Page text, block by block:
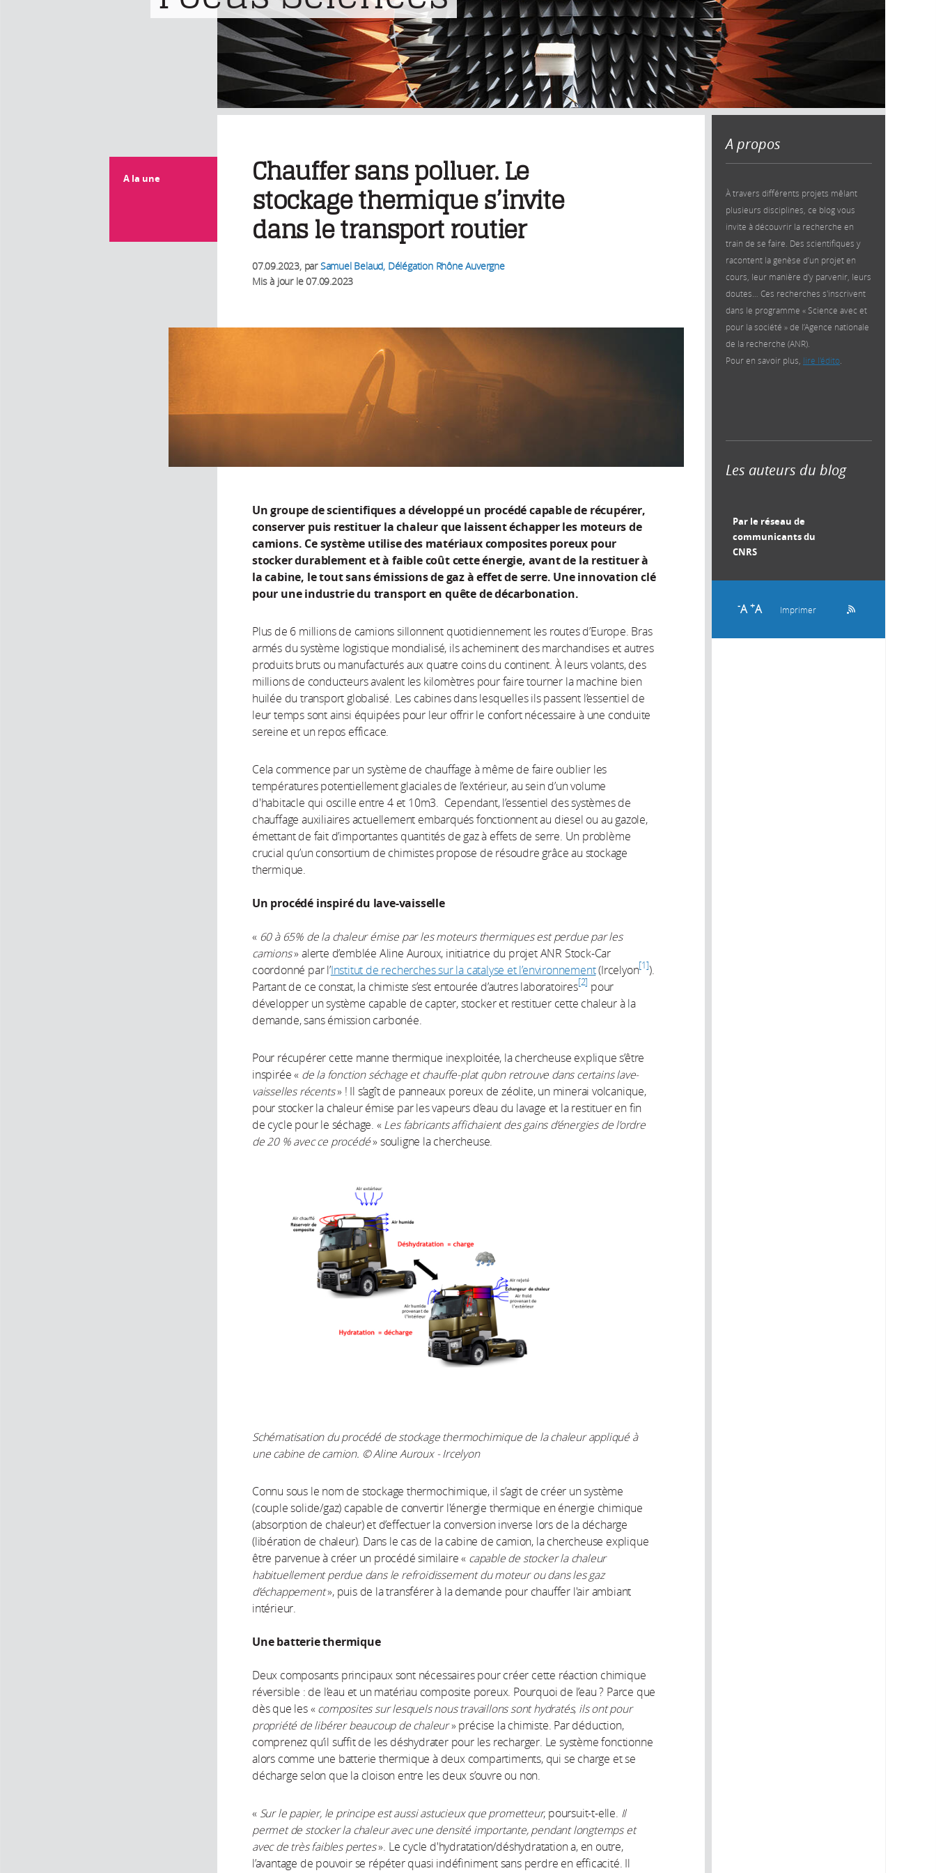
A propos
À travers différents projets mêlant
plusieurs disciplines, ce blog vous
invite à découvrir la recherche en
train de se faire. Des scientifiques y
racontent la genèse d’un projet en
cours, leur manière d’y parvenir, leurs
doutes… Ces recherches s'inscrivent
dans le programme « Science avec et
pour la société » de l’Agence nationale
de la recherche (ANR).
Pour en savoir plus, lire l'édito
Les auteurs du blog
Par le réseau de
communicants du
CNRS
-A +A Imprimer
A la une
Chauffer sans polluer. Le
stockage thermique s’invite
dans le transport routier
07.09.2023, parSamuel Belaud, Délégation Rhône Auvergne
Mis à jour le07.09.2023
Un groupe de scientifiques a développé un procédé capable de récupérer,
conserver puis restituer la chaleur que laissent échapper les moteurs de
camions. Ce système utilise des matériaux composites poreux pour
stocker durablement et à faible coût cette énergie, avant de la restituer à
la cabine, le tout sans émissions de gaz à effet de serre. Une innovation clé
pour une industrie du transport en quête de décarbonation.
Plus de 6 millions de camions sillonnent quotidiennement les routes d’Europe. Bras
armés du système logistique mondialisé, ils acheminent des marchandises et autres
produits bruts ou manufacturés aux quatre coins du continent. À leurs volants, des
millions de conducteurs avalent les kilomètres pour faire tourner la machine bien
huilée du transport globalisé. Les cabines dans lesquelles ils passent l’essentiel de
leur temps sont ainsi équipées pour leur offrir le confort nécessaire à une conduite
sereine et un repos efficace.
Cela commence par un système de chauffage à même de faire oublier les
températures potentiellement glaciales de l’extérieur, au sein d’un volume
d'habitacle qui oscille entre 4 et 10m3. Cependant, l’essentiel des systèmes de
chauffage auxiliaires actuellement embarqués fonctionnent au diesel ou au gazole,
émettant de fait d’importantes quantités de gaz à effets de serre. Un problème
crucial qu’un consortium de chimistes propose de résoudre grâce au stockage
thermique.
Un procédé inspiré du lave-vaisselle
« 60 à 65% de la chaleur émise par les moteurs thermiques est perdue par les
camions» alerte d’emblée Aline Auroux, initiatrice du projet ANR Stock-Car
coordonné par l’Institut de recherches sur la catalyse et l’environnement(Ircelyon 1 ).
Partant de ce constat, la chimiste s’est entourée d’autres laboratoires 2 pour
développer un système capable de capter, stocker et restituer cette chaleur à la
demande, sans émission carbonée.
Pour récupérer cette manne thermique inexploitée, la chercheuse explique s’être
inspirée « de la fonction séchage et chauffe-plat qu’on retrouve dans certains lave-
vaisselles récents» ! Il s’agît de panneaux poreux de zéolite, un minerai volcanique,
pour stocker la chaleur émise par les vapeurs d’eau du lavage et la restituer en fin
de cycle pour le séchage. «Les fabricants affichaient des gains d‘énergies de l’ordre
de 20 % avec ce procédé» souligne la chercheuse.
Schématisation du procédé de stockage thermochimique de la chaleur appliqué à
une cabine de camion. © Aline Auroux - Ircelyon
Connu sous le nom de stockage thermochimique, il s’agit de créer un système
(couple solide/gaz) capable de convertir l'énergie thermique en énergie chimique
(absorption de chaleur) et d’effectuer la conversion inverse lors de la décharge
(libération de chaleur). Dans le cas de la cabine de camion, la chercheuse explique
être parvenue à créer un procédé similaire « capable de stocker la chaleur
habituellement perdue dans le refroidissement du moteur ou dans les gaz
d’échappement», puis de la transférer à la demande pour chauffer l'air ambiant
intérieur.
Une batterie thermique
Deux composants principaux sont nécessaires pour créer cette réaction chimique
réversible : de l’eau et un matériau composite poreux. Pourquoi de l’eau ? Parce que
dès que les «composites sur lesquels nous travaillons sont hydratés, ils ont pour
propriété de libérer beaucoup de chaleur» précise la chimiste. Par déduction,
comprenez qu’il suffit de les déshydrater pour les recharger. Le système fonctionne
alors comme une batterie thermique à deux compartiments, qui se charge et se
décharge selon que la cloison entre les deux s’ouvre ou non.
« Sur le papier, le principe est aussi astucieux que prometteur, poursuit-t-elle. Il
permet de stocker la chaleur avec une densité importante, pendant longtemps et
avec de très faibles pertes». Le cycle d'hydratation/déshydratation a, en outre,
l’avantage de pouvoir se répéter quasi indéfiniment sans perdre en efficacité. Il